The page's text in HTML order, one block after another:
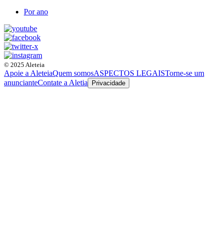
Por ano
© 2025 Aleteia
Apoie a AleteiaQuem somosASPECTOS LEGAISTorne-se um
anuncianteContate a Aletia Privacidade